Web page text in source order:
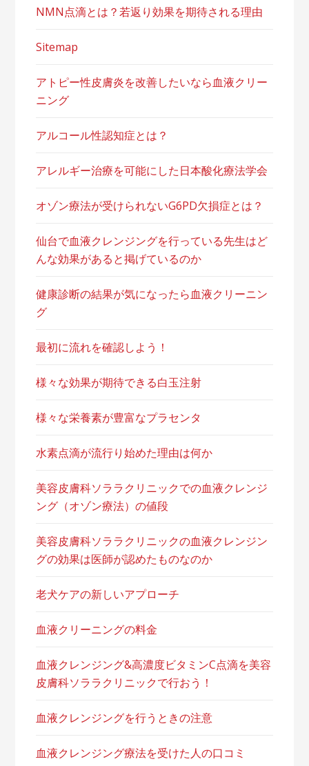
NMN点滴とは？若返り効果を期待される理由
Sitemap
アトピー性皮膚炎を改善したいなら血液クリー
ニング
アルコール性認知症とは？
アレルギー治療を可能にした日本酸化療法学会
オゾン療法が受けられないG6PD欠損症とは？
仙台で血液クレンジングを行っている先生はど
んな効果があると掲げているのか
健康診断の結果が気になったら血液クリーニン
グ
最初に流れを確認しよう！
様々な効果が期待できる白玉注射
様々な栄養素が豊富なプラセンタ
水素点滴が流行り始めた理由は何か
美容皮膚科ソララクリニックでの血液クレンジ
ング（オゾン療法）の値段
美容皮膚科ソララクリニックの血液クレンジン
グの効果は医師が認めたものなのか
老犬ケアの新しいアプローチ
血液クリーニングの料金
血液クレンジング&高濃度ビタミンC点滴を美容
皮膚科ソララクリニックで行おう！
血液クレンジングを行うときの注意
血液クレンジング療法を受けた人の口コミ